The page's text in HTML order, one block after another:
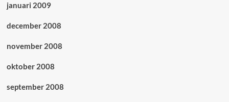
januari 2009
december 2008
november 2008
oktober 2008
september 2008